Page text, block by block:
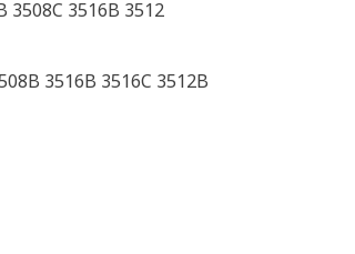
3508C 3516B 3512
3516B 3516C 3512B